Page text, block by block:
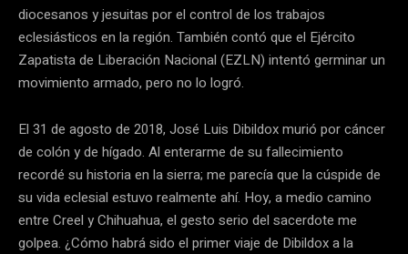
diocesanos y jesuitas por el control de los trabajos
eclesiásticos en la región. También contó que el Ejército
Zapatista de Liberación Nacional (EZLN) intentó germinar un
movimiento armado, pero no lo logró.
El 31 de agosto de 2018, José Luis Dibildox murió por cáncer
de colón y de hígado. Al enterarme de su fallecimiento
recordé su historia en la sierra; me parecía que la cúspide de
su vida eclesial estuvo realmente ahí. Hoy, a medio camino
entre Creel y Chihuahua, el gesto serio del sacerdote me
golpea. ¿Cómo habrá sido el primer viaje de Dibildox a la